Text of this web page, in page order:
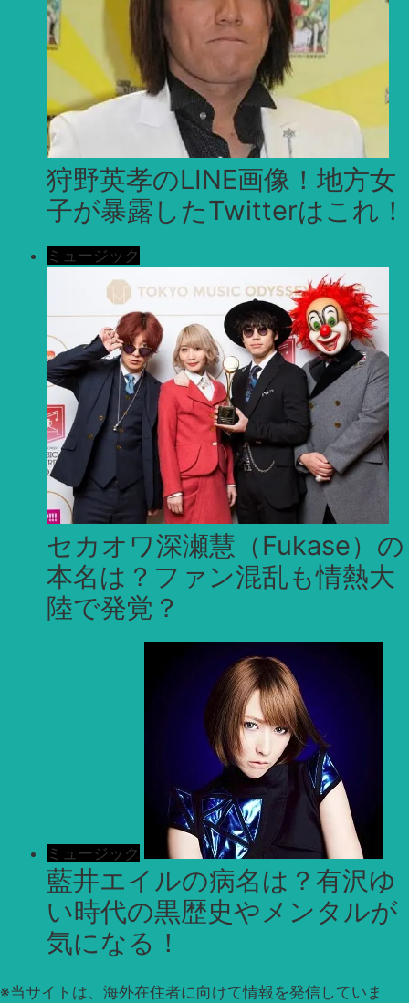
狩野英孝のLINE画像！地方女
子が暴露したTwitterはこれ！
ミュージック
セカオワ深瀬慧（Fukase）の
本名は？ファン混乱も情熱大
陸で発覚？
ミュージック
藍井エイルの病名は？有沢ゆ
い時代の黒歴史やメンタルが
気になる！
※当サイトは、海外在住者に向けて情報を発信していま